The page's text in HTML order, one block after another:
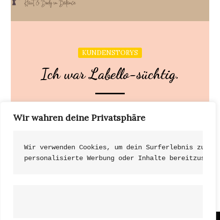
Wir wahren deine Privatsphäre
Wir verwenden Cookies, um dein Surferlebnis zu
personalisierte Werbung oder Inhalte
KUNDENSTORYS
Ich war Labello-süchtig.
Die Frauengemeinschaft bot einen